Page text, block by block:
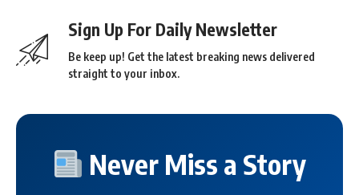
Sign Up For Daily Newsletter
Be keep up! Get the latest breaking news delivered
straight to your inbox.
Never Miss a Story